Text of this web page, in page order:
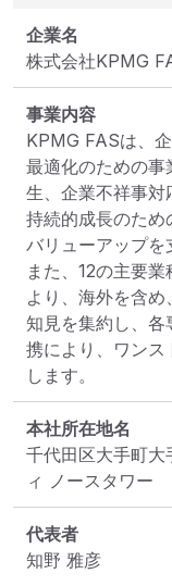
企業名
株式会社KPMG
事業内容
KPMG FASは、
最適化のための
生、企業不祥事
持続的成長のた
バリューアップを
また、12の主要
より、海外を含
知見を集約し、各
携により、ワン
します。
本社所在地名
千代田区大手町
ィ ノースタワー
代表者
知野 雅彦